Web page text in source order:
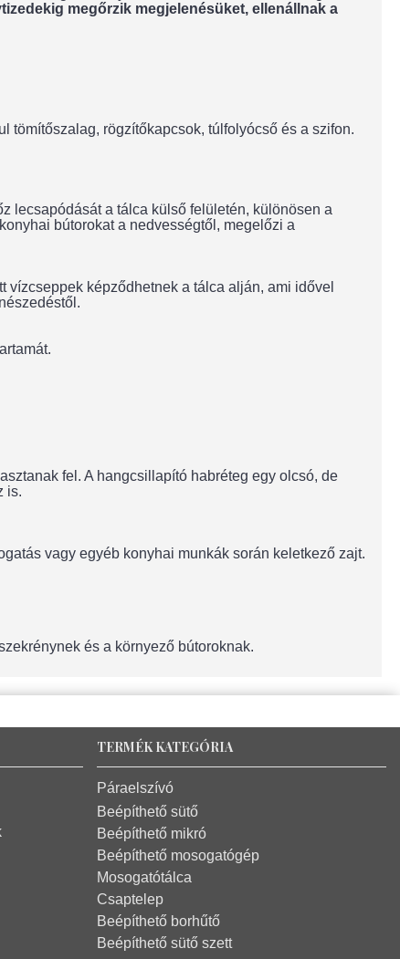
megőrzik megjelenésüket, ellenállnak a
tömítőszalag, rögzítőkapcsok, túlfolyócső és a szifon.
lecsapódását a tálca külső felületén, különösen a
bútorokat a nedvességtől, megelőzi a
képződhetnek a tálca alján, ami idővel
fel. A hangcsillapító habréteg egy olcsó, de
is.
vagy egyéb konyhai munkák során keletkező zajt.
és a környező bútoroknak.
TERMÉK KATEGÓRIA
Páraelszívó
Beépíthető sütő
Beépíthető mikró
Beépíthető mosogatógép
Mosogatótálca
Csaptelep
Beépíthető borhűtő
Beépíthető sütő szett